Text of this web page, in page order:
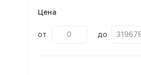
Цена
от до